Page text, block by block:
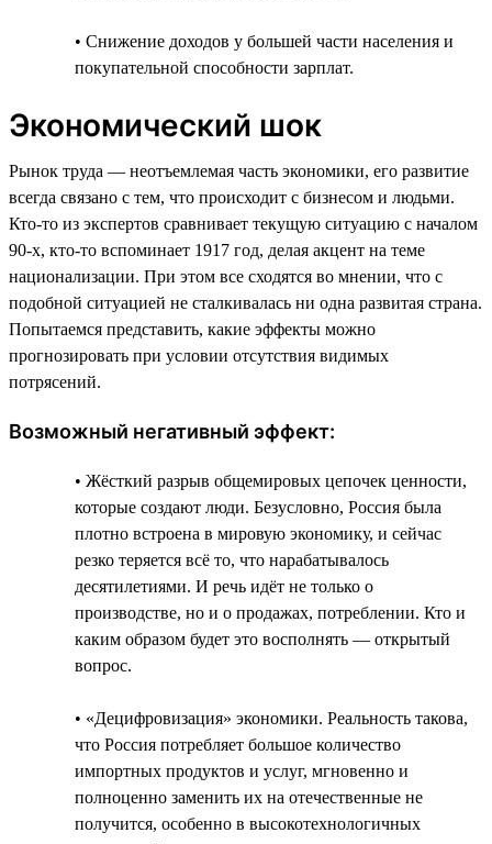
• Снижение доходов у большей части населения и
покупательной способности зарплат.
Экономический шок
Рынок труда — неотъемлемая часть экономики, его развитие
всегда связано с тем, что происходит с бизнесом и людьми.
Кто-то из экспертов сравнивает текущую ситуацию с началом
90-х, кто-то вспоминает 1917 год, делая акцент на теме
национализации. При этом все сходятся во мнении, что с
подобной ситуацией не сталкивалась ни одна развитая страна.
Попытаемся представить, какие эффекты можно
прогнозировать при условии отсутствия видимых
потрясений.
Возможный негативный эффект:
• Жёсткий разрыв общемировых цепочек ценности,
которые создают люди. Безусловно, Россия была
плотно встроена в мировую экономику, и сейчас
резко теряется всё то, что нарабатывалось
десятилетиями. И речь идёт не только о
производстве, но и о продажах, потреблении. Кто и
каким образом будет это восполнять — открытый
вопрос.
• «Децифровизация» экономики. Реальность такова,
что Россия потребляет большое количество
импортных продуктов и услуг, мгновенно и
полноценно заменить их на отечественные не
получится, особенно в высокотехнологичных